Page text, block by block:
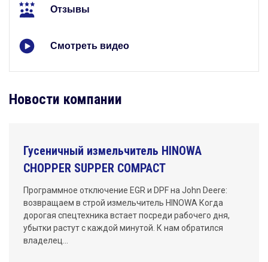
Отзывы
Смотреть видео
Новости компании
Гусеничный измельчитель HINOWA
CHOPPER SUPPER COMPACT
Программное отключение EGR и DPF на John Deere:
возвращаем в строй измельчитель HINOWA Когда
дорогая спецтехника встает посреди рабочего дня,
убытки растут с каждой минутой. К нам обратился
владелец…